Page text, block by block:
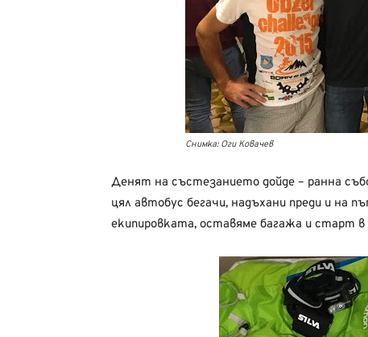
Снимка: Оги Ковачев
Денят на състезанието дойде – ранна
цял автобус бегачи, надъхани преди и на
екипировката, оставяме багажа и старт в